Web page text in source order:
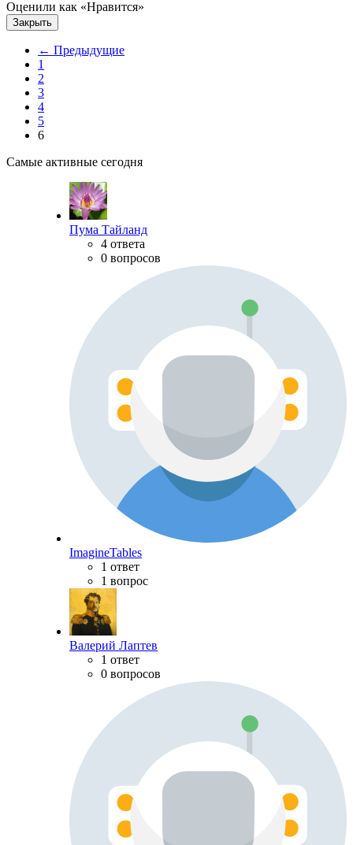
Оценили как «Нравится»
Закрыть
← Предыдущие
1
2
3
4
5
6
Самые активные сегодня
Пума Тайланд
4 ответа
0 вопросов
ImagineTables
1 ответ
1 вопрос
Валерий Лаптев
1 ответ
0 вопросов